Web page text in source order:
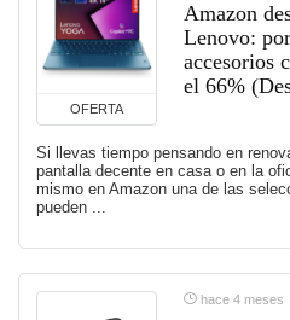
OFERTA
Amazon
Lenovo:
accesorios
el 66%
Si llevas tiempo pensando en
pantalla decente en casa o en la
mismo en Amazon una de las
pueden ...
hace 4 meses